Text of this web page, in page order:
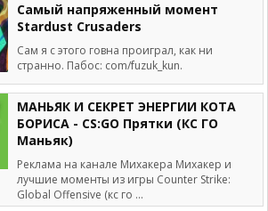
Самый напряженный момент
Stardust Crusaders
Сам я с этого говна проиграл, как ни
странно. Пабос: com/fuzuk_kun.
МАНЬЯК И СЕКРЕТ ЭНЕРГИИ КОТА
БОРИСА - CS:GO Прятки (КС ГО
Маньяк)
Реклама на канале Михакера Михакер и
лучшие моменты из игры Counter Strike:
Global Offensive (кс го ...